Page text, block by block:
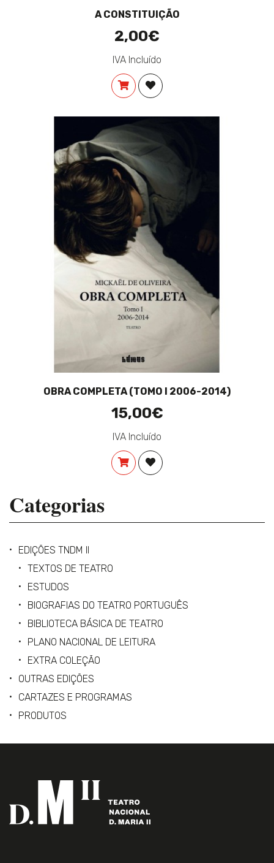
A CONSTITUIÇÃO
2,00€
IVA Incluído
COMPRARADICIONAR À LISTA DE
OBRA COMPLETA (TOMO I 2006-2014)
15,00€
IVA Incluído
COMPRARADICIONAR À LISTA DE
Categorias
EDIÇÕES TNDM II
TEXTOS DE TEATRO
ESTUDOS
BIOGRAFIAS DO TEATRO PORTUGUÊS
BIBLIOTECA BÁSICA DE TEATRO
PLANO NACIONAL DE LEITURA
EXTRA COLEÇÃO
OUTRAS EDIÇÕES
CARTAZES E PROGRAMAS
PRODUTOS